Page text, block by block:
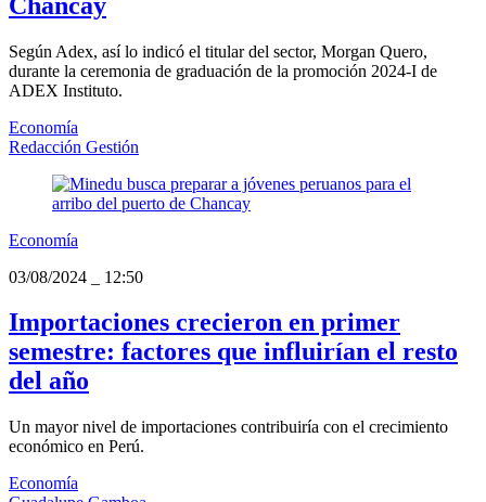
Según Adex, así lo indicó el titular del sector, Morgan Quero,
durante la ceremonia de graduación de la promoción 2024-I de
ADEX Instituto.
Economía
Redacción Gestión
Economía
03/08/2024
12:50
Importaciones crecieron en primer
semestre: factores que influirían el resto
del año
Un mayor nivel de importaciones contribuiría con el crecimiento
económico en Perú.
Economía